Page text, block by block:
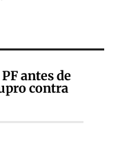
antes de
contra